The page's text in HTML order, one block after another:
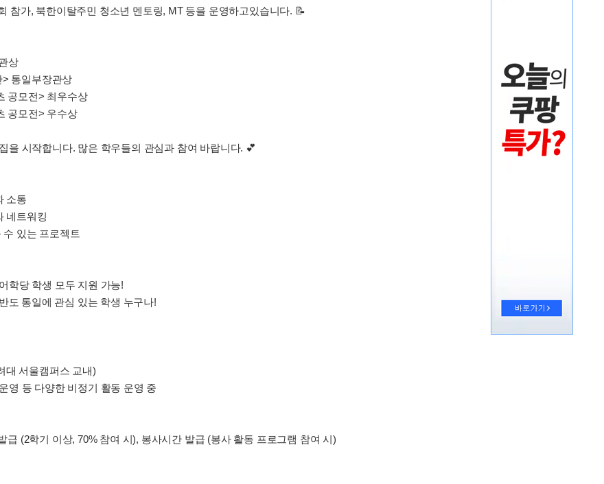
참가, 북한이탈주민 청소년 멘토링, MT 등을 운영하고있습니다. 📝
상
통일부장관상
공모전> 최우수상
공모전> 우수상
을 시작합니다. 많은 학우들의 관심과 참여 바랍니다. 💕
소통
네트워킹
있는 프로젝트
학당 학생 모두 지원 가능!
도 통일에 관심 있는 학생 누구나!
대 서울캠퍼스 교내)
영 등 다양한 비정기 활동 운영 중
급 (2학기 이상, 70% 참여 시), 봉사시간 발급 (봉사 활동 프로그램 참여 시)